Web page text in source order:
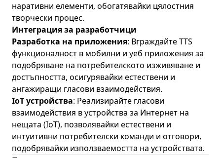
наративни елементи, обогатявайки цялостния
творчески процес.
Интеграция за разработчици
Разработка на приложения: Вграждайте TTS
функционалност в мобилни и уеб приложения за
подобряване на потребителското изживяване и
достъпността, осигурявайки естествени и
ангажиращи гласови взаимодействия.
IoT устройства: Реализирайте гласови
взаимодействия в устройства за Интернет на
нещата (IoT), позволявайки естествени и
интуитивни потребителски команди и отговори,
подобрявайки използваемостта на устройствата.